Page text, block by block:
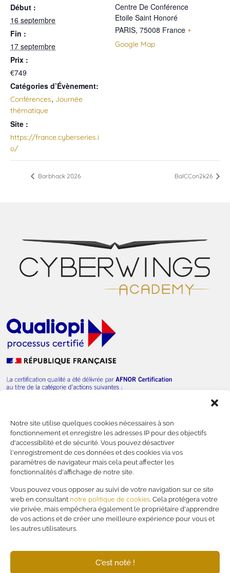
Notre site utilise quelques cookies nécessaires à son
fonctionnement et enregistre les adresses IP pour des objectifs
d'accessibilité et de sécurité. Vous pouvez désactiver
l'enregistrement de ces données et des cookies via vos
paramètres de navigateur mais cela peut affecter les
fonctionnalités d'affichage de notre site.
Vous pouvez vous opposer au suivi de votre navigation sur ce site
web en consultant notre politique de cookies. Cela protégera votre
vie privée, mais empêchera également le propriétaire d'apprendre
de vos actions et de créer une meilleure expérience pour vous et
les autres utilisateurs.
C'est noté !
Début :
16 septembre
Fin :
17 septembre
Prix :
€749
Catégories d’Évènement:
Conférences, Journée
thématique
Site :
https://france.cyberseries.i
o/
Centre De Conférence
Etoile Saint Honoré
PARIS, 75008 France +
Google Map
Barbhack 2026 BalCCon2k26
— Nous contacter
—Financer votre formation
—Mentions légales
—Politique de confidentialité
—RSE
—CGV